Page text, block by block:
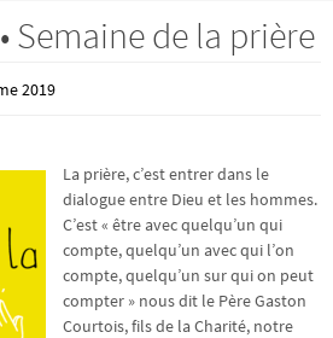
Semaine de la prière
2019
La prière, c’est entrer dans le
dialogue entre Dieu et les hommes.
C’est « être avec quelqu’un qui
compte, quelqu’un avec qui l’on
compte, quelqu’un sur qui on peut
compter » nous dit le Père Gaston
Courtois, fils de la Charité, notre